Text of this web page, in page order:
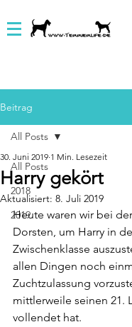
Beitrag
All Posts
2018
2019
All Posts
Harry gekört
30. Juni 2019 1 Min. Lesezeit
Aktualisiert: 8. Juli 2019
Heute waren wir bei
Dorsten, um Harry in
Zwischenklasse
allen Dingen noch
Zuchtzulassung
mittlerweile seinen 21.
vollendet hat.